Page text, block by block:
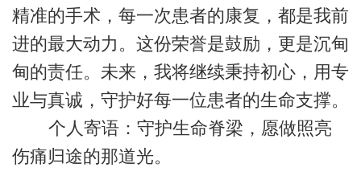
精准的手术，每一次患者的康复，都是我前
进的最大动力。这份荣誉是鼓励，更是沉甸
甸的责任。未来，我将继续秉持初心，用专
业与真诚，守护好每一位患者的生命支撑。
个人寄语：守护生命脊梁，愿做照亮
伤痛归途的那道光。